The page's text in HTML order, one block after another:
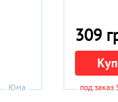
Юма
309
под